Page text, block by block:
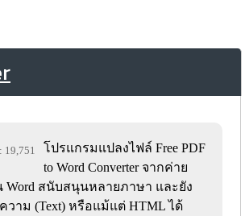
19,751
โปรแกรมแปลงไฟล์ Free PDF
to Word Converter จากค่าย
Word สนับสนุนหลายภาษา และยัง
วาม (Text) หรือแม้แต่ HTML ได้